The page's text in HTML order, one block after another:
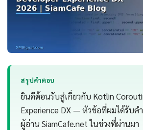
สรุปคำตอบ
ยินดีต้อนรับสู่เกี่ยวกับ Kotlin
Experience DX — หัวข้อที่ผมได้รับค
ผู้อ่าน SiamCafe.net ในช่วงที่ผ่านมา